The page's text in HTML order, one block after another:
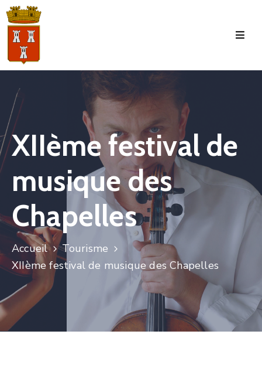
Accueil
Commune
Tourisme
Manifestations
Municipale
Services
Jeunesse
XIIème festival de
musique des
Chapelles
Accueil
Tourisme
XIIème festival de musique des Chapelles